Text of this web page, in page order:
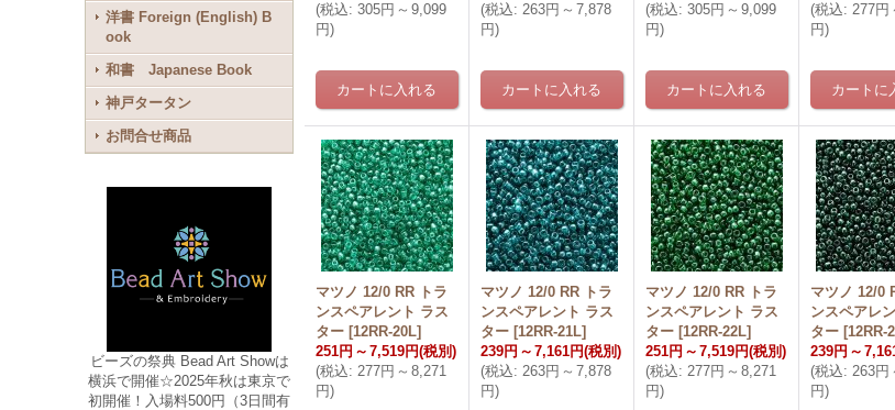
洋書 Foreign (English) B
ook
和書 Japanese Book
神戸タータン
お問合せ商品
ビーズの祭典 Bead Art Showは
横浜で開催☆2025年秋は東京で
初開催！入場料500円（3日間有
(税込: 305円 ～ 9,099
円)
(税込: 263円 ～ 7,878
円)
(税込: 305円 ～ 9,099
円)
(税込: 277円
円)
マツノ 12/0 RR トラ
ンスペアレント ラス
ター [12RR-20L]
251円 ～ 7,519円(税別)
(税込: 277円 ～ 8,271
円)
マツノ 12/0 RR トラ
ンスペアレント ラス
ター [12RR-21L]
239円 ～ 7,161円(税別)
(税込: 263円 ～ 7,878
円)
マツノ 12/0 RR トラ
ンスペアレント ラス
ター [12RR-22L]
251円 ～ 7,519円(税別)
(税込: 277円 ～ 8,271
円)
マツノ 12/0
ンスペアレ
ター [12RR-
239円 ～
(税込: 263円
円)